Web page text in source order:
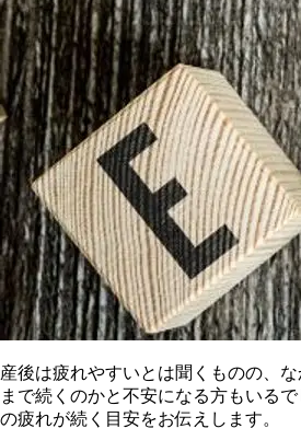
産後は疲れやすいとは聞くものの、
まで続くのかと不安になる方もいる
の疲れが続く目安をお伝えします。